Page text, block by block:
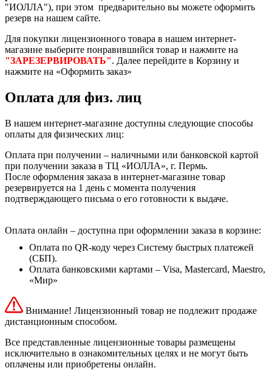
"ИОЛЛА"), при этом предварительно вы можете оформить
резерв на нашем сайте.
Для покупки лицензионного товара в нашем интернет-
магазине выберите понравившийся товар и нажмите на
"ЗАРЕЗЕРВИРОВАТЬ". Далее перейдите в Корзину и
нажмите на «Оформить заказ»
Оплата для физ. лиц
В нашем интернет-магазине доступны следующие способы
оплаты для физических лиц:
Оплата при получении – наличными или банковской картой
при получении заказа в ТЦ «ИОЛЛА», г. Пермь.
После оформления заказа в интернет-магазине товар
резервируется на 1 день с момента получения
подтверждающего письма о его готовности к выдаче.
Оплата онлайн – доступна при оформлении заказа в корзине:
Оплата по QR-коду через Систему быстрых платежей
(СБП).
Оплата банковскими картами – Visa, Mastercard, Maestro,
«Мир»
Внимание! Лицензионный товар не подлежит продаже
дистанционным способом.
Все представленные лицензионные товары размещены
исключительно в ознакомительных целях и не могут быть
оплачены или приобретены онлайн.